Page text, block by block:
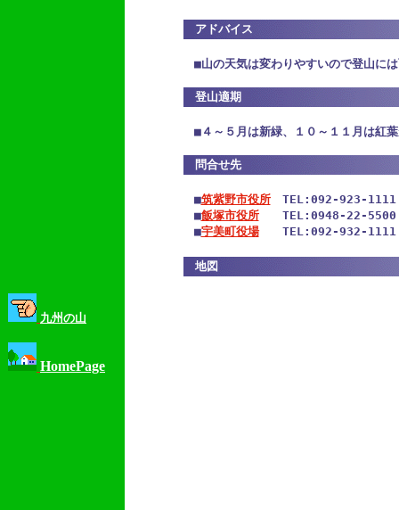
九州の山
HomePage
アドバイス
登山適期
問合せ先
■筑紫野市役所 TEL:092-923-1111
■飯塚市役所 TEL:0948-22-5500
■宇美町役場 TEL:092-932-1111
地図